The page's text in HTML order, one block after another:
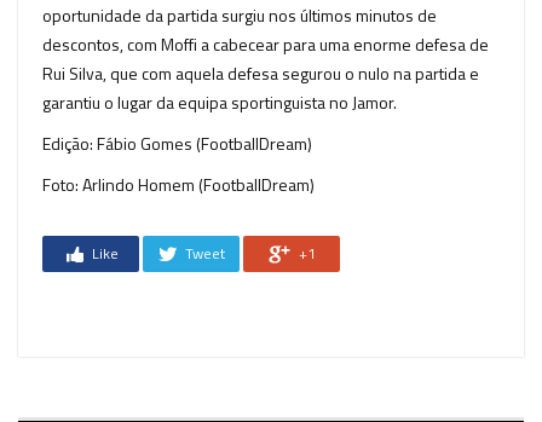
oportunidade da partida surgiu nos últimos minutos de
descontos, com Moffi a cabecear para uma enorme defesa de
Rui Silva, que com aquela defesa segurou o nulo na partida e
garantiu o lugar da equipa sportinguista no Jamor.
Edição: Fábio Gomes (FootballDream)
Foto: Arlindo Homem (FootballDream)
Like Tweet +1